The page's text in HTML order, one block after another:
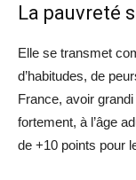
La pauvreté
Elle se transmet
d’habitudes, de
France, avoir
fortement, à l’âge
de +10 points pour